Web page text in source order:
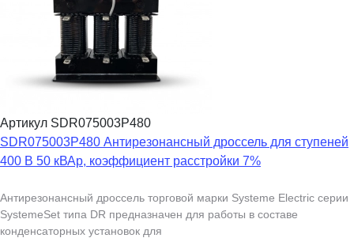
Артикул SDR075003P480
SDR075003P480 Антирезонансный дроссель для ступеней
400 В 50 кВАр, коэффициент расстройки 7%
Антирезонансный дроссель торговой марки Systeme Electric серии
SystemeSet типа DR предназначен для работы в составе
конденсаторных установок для